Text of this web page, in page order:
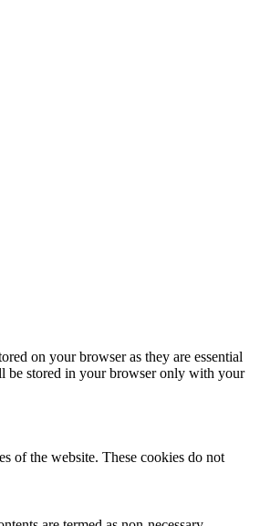
on your browser as they are essential
be stored in your browser only with your
of the website. These cookies do not